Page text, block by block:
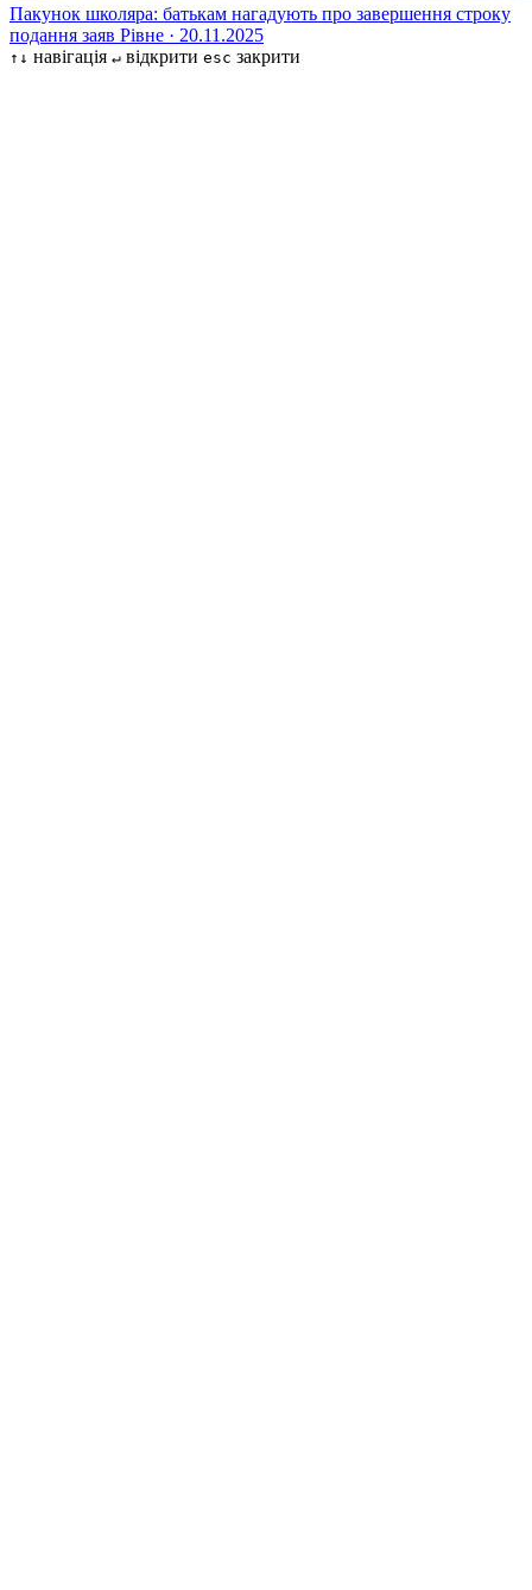
Пакунок школяра: батькам нагадують про завершення строку
подання заяв Рівне · 20.11.2025
↑↓ навігація ↵ відкрити esc закрити